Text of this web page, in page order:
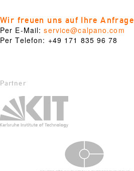
Wir freuen uns auf Ihre
Per E-Mail:service@calpano.com
Per Telefon: +49 171 835 96 78
Partner